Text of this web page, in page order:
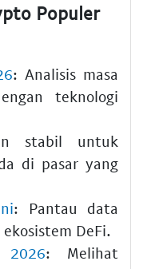
Populer
: Analisis masa
teknologi
stabil untuk
di pasar yang
: Pantau data
DeFi.
: Melihat